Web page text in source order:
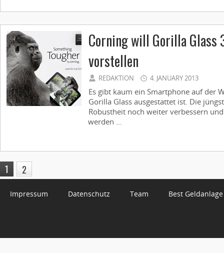
Corning will Gorilla Glass
vorstellen
REDAKTION 4. JANUARY 2013
Es gibt kaum ein Smartphone auf der
Gorilla Glass ausgestattet ist. Die
Robustheit noch weiter verbessern
werden ...
1 2
Impressum Datenschutz Team Best Geldanlage